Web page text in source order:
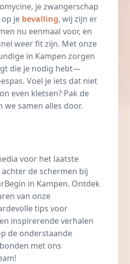
je zwangerschap
je bevalling, wij zijn er
nu eenmaal voor, en
weer fit zijn. Met onze
in Kampen zorgen
die je nodig hebt—
Voel je iets dat niet
even kletsen? Pak de
samen alles door.
voor het laatste
de schermen bij
in Kampen. Ontdek
van onze
tips voor
inspirerende verhalen
de onderstaande
met ons